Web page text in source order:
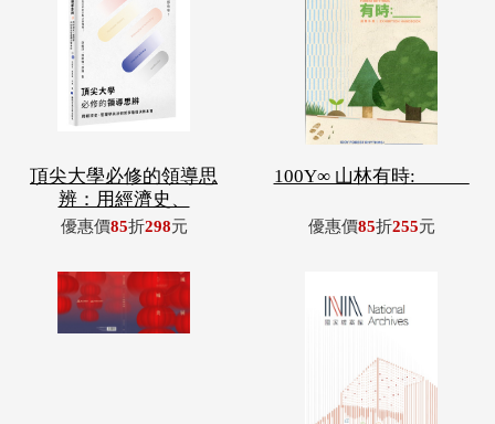
頂尖大學必修的領導思
辨：用經濟史、
優惠價85折298元
100Y∞ 山林有時: _____
優惠價85折255元